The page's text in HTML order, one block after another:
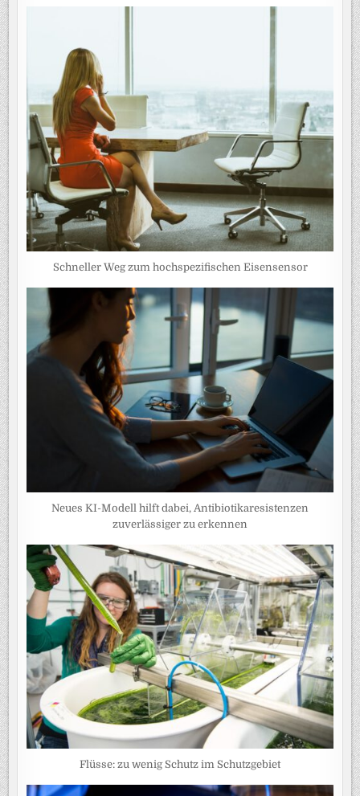
Schneller Weg zum hochspezifischen Eisensensor
Neues KI-Modell hilft dabei, Antibiotikaresistenzen
zuverlässiger zu erkennen
Flüsse: zu wenig Schutz im Schutzgebiet